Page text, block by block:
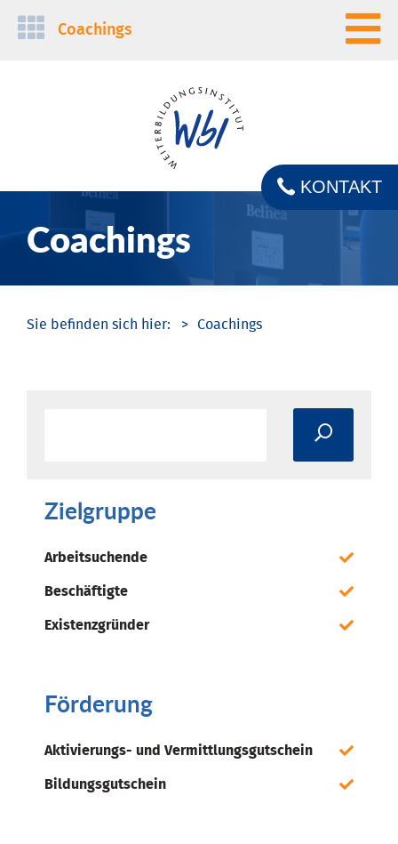
Navigation
Coachings
Coachings
KONTAKT
Coachings
Zielgruppe
Arbeitsuchende
Beschäftigte
Existenzgründer
Förderung
Aktivierungs- und Vermittlungsgutschein
Bildungsgutschein